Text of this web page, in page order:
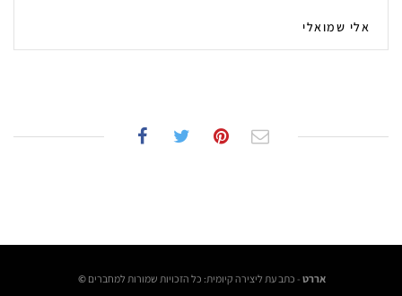
אלי שמואלי
אררט - כתב עת ליצירה קיומית: כל הזכויות שמורות למחברים ©